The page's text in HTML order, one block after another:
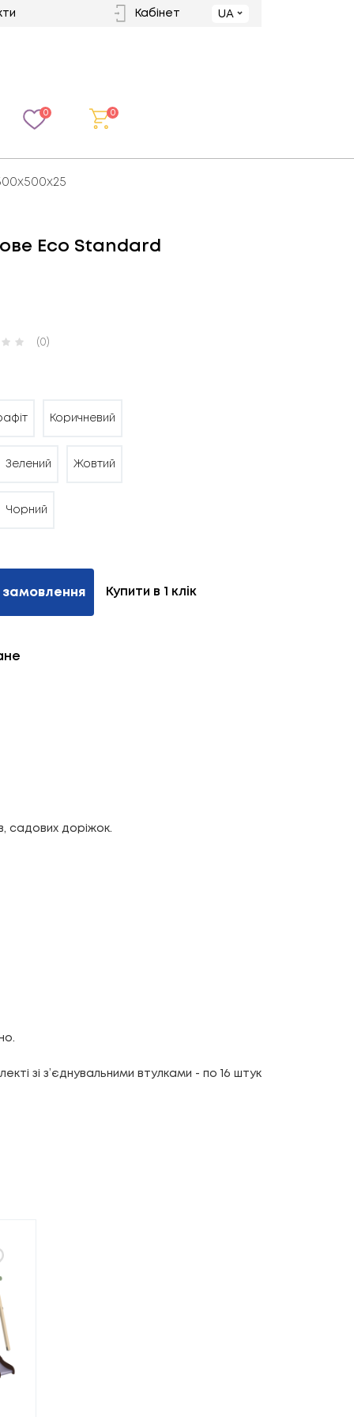
Кабінет UA
0 0
Eco Standard
(0)
Коричневий
Зелений Жовтий
Чорний
замовлення Купити в 1 клік
садових доріжок.
зі з’єднувальними втулками - по 16 штук